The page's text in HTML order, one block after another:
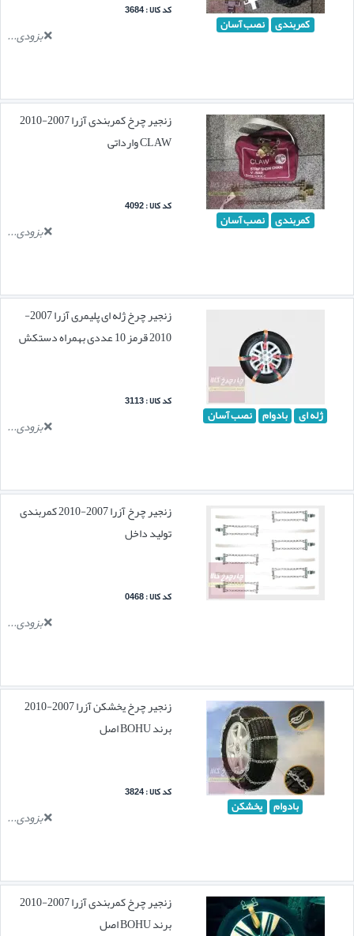
کمربندی نصب آسان
کد کالا : 3684
بزودی...
کمربندی نصب آسان
زنجیر چرخ کمربندی آزرا 2007-2010
CLAW وارداتی
کد کالا : 4092
بزودی...
ژله ای بادوام نصب آسان
زنجیر چرخ ژله ای پلیمری آزرا 2007-
2010 قرمز 10 عددی بهمراه دستکش
کد کالا : 3113
بزودی...
زنجیر چرخ آزرا 2007-2010 کمربندی
تولید داخل
کد کالا : 0468
بزودی...
بادوام یخشکن
زنجیر چرخ یخشکن آزرا 2007-2010
برند BOHU اصل
کد کالا : 3824
بزودی...
زنجیر چرخ کمربندی آزرا 2007-2010
برند BOHU اصل